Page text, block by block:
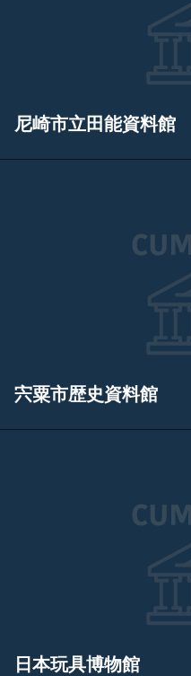
尼崎市立田能資料館
宍粟市歴史資料館
日本玩具博物館